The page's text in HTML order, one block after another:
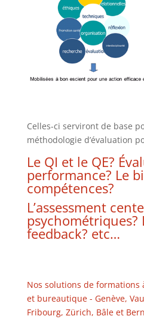
Celles-ci serviront de base
méthodologie d’évaluation
Le QI et le QE?
performance? Le
compétences?
L’assessment
psychométriques?
feedback? etc…
Nos solutions de formations
et bureautique - Genève,
Fribourg, Zürich, Bâle et Bern